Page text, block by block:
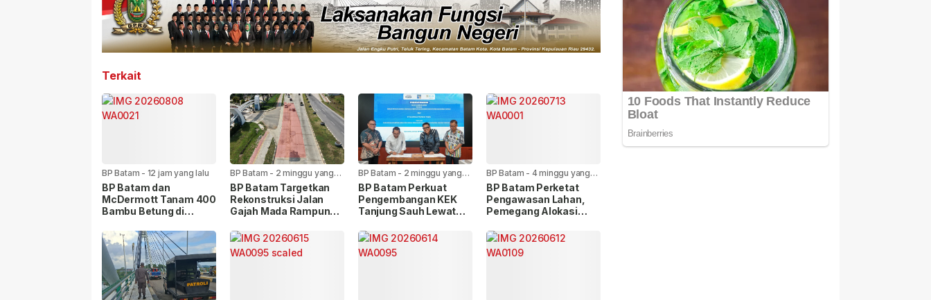
Terkait
BP Batam - 12 jam yang lalu
BP Batam dan
McDermott Tanam 400
Bambu Betung di
BP Batam - 2 minggu yang
lalu
BP Batam Targetkan
Rekonstruksi Jalan
Gajah Mada Rampung
BP Batam - 2 minggu yang
lalu
BP Batam Perkuat
Pengembangan KEK
Tanjung Sauh Lewat
Strategis
BP Batam - 4 minggu yang
lalu
BP Batam Perketat
Pengawasan Lahan,
Pemegang Alokasi
Pembangunan via LMS